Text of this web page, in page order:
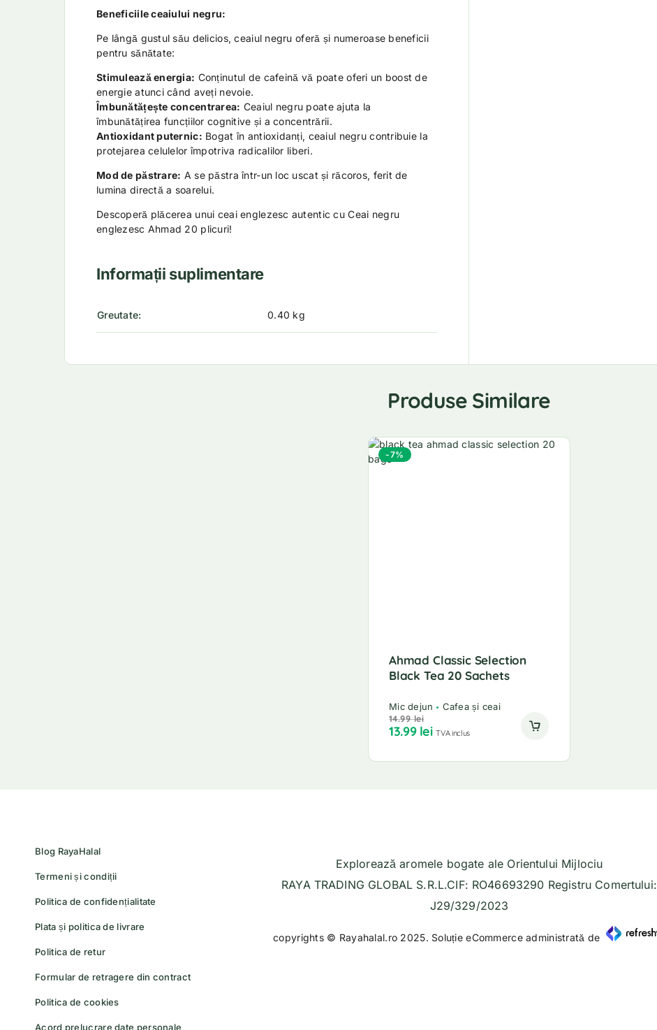
Beneficiile ceaiului negru:
Pe lângă gustul său delicios, ceaiul negru oferă și numeroase beneficii
pentru sănătate:
Stimulează energia: Conținutul de cafeină vă poate oferi un boost de
energie atunci când aveți nevoie.
Îmbunătățește concentrarea: Ceaiul negru poate ajuta la
îmbunătățirea funcțiilor cognitive și a concentrării.
Antioxidant puternic: Bogat în antioxidanți, ceaiul negru contribuie la
protejarea celulelor împotriva radicalilor liberi.
Mod de păstrare: A se păstra într-un loc uscat și răcoros, ferit de
lumina directă a soarelui.
Descoperă plăcerea unui ceai englezesc autentic cu Ceai negru
englezesc Ahmad 20 plicuri!
Informații suplimentare
Greutate 0.40 kg
Produse Similare
-7%
Ahmad Classic Selection
Black Tea 20 Sachets
Mic dejun
Cafea și ceai
14.99lei
13.99 lei TVA inclus
Blog RayaHalal
Termeni și condiții
Politica de confidențialitate
Plata și politica de livrare
Politica de retur
Formular de retragere din contract
Politica de cookies
Acord prelucrare date personale
Explorează aromele bogate ale Orientului Mijlociu
RAYA TRADING GLOBAL S.R.L.CIF: RO46693290 Registru Comertului:
J29/329/2023
copyrights © Rayahalal.ro 2025. Soluție eCommerce administrată de